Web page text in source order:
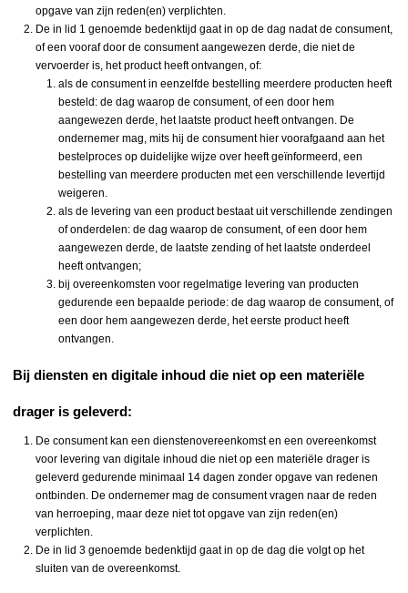
opgave van zijn reden(en) verplichten.
De in lid 1 genoemde bedenktijd gaat in op de dag nadat de consument,
of een vooraf door de consument aangewezen derde, die niet de
vervoerder is, het product heeft ontvangen, of:
als de consument in eenzelfde bestelling meerdere producten heeft
besteld: de dag waarop de consument, of een door hem
aangewezen derde, het laatste product heeft ontvangen. De
ondernemer mag, mits hij de consument hier voorafgaand aan het
bestelproces op duidelijke wijze over heeft geïnformeerd, een
bestelling van meerdere producten met een verschillende levertijd
weigeren.
als de levering van een product bestaat uit verschillende zendingen
of onderdelen: de dag waarop de consument, of een door hem
aangewezen derde, de laatste zending of het laatste onderdeel
heeft ontvangen;
bij overeenkomsten voor regelmatige levering van producten
gedurende een bepaalde periode: de dag waarop de consument, of
een door hem aangewezen derde, het eerste product heeft
ontvangen.
Bij diensten en digitale inhoud die niet op een materiële
drager is geleverd:
De consument kan een dienstenovereenkomst en een overeenkomst
voor levering van digitale inhoud die niet op een materiële drager is
geleverd gedurende minimaal 14 dagen zonder opgave van redenen
ontbinden. De ondernemer mag de consument vragen naar de reden
van herroeping, maar deze niet tot opgave van zijn reden(en)
verplichten.
De in lid 3 genoemde bedenktijd gaat in op de dag die volgt op het
sluiten van de overeenkomst.